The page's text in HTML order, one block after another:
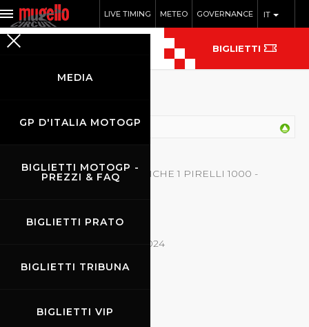
IT
LIVE TIMING METEO GOVERNANCE
MEDIA
GP D'ITALIA MOTOGP
BIGLIETTI MOTOGP -
PREZZI & FAQ
BIGLIETTI PRATO
BIGLIETTI TRIBUNA
BIGLIETTI VIP
BIGLIETTI
2021
1000 PIRELLI - QUALIFICHE 1 PIRELLI 1000 -
Analisi Tempi.pdf
file:
22 Maggio 2024